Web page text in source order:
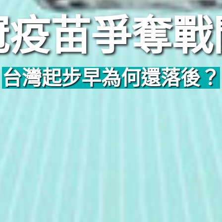
苗爭奪
台灣起步早為何還落後？